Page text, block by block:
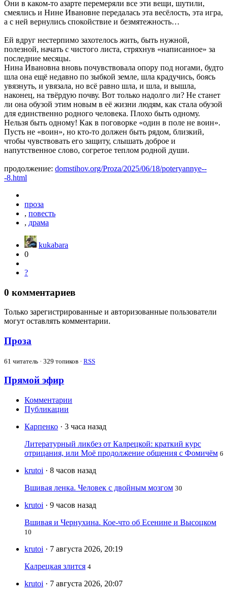
Они в каком-то азарте перемеряли все эти вещи, шутили,
смеялись и Нине Ивановне передалась эта весёлость, эта игра,
а с ней вернулись спокойствие и безмятежность…
Ей вдруг нестерпимо захотелось жить, быть нужной,
полезной, начать с чистого листа, стряхнув «написанное» за
последние месяцы.
Нина Ивановна вновь почувствовала опору под ногами, будто
шла она ещё недавно по зыбкой земле, шла крадучись, боясь
увязнуть, и увязала, но всё равно шла, и шла, и вышла,
наконец, на твёрдую почву. Вот только надолго ли? Не станет
ли она обузой этим новым в её жизни людям, как стала обузой
для единственно родного человека. Плохо быть одному.
Нельзя быть одному! Как в поговорке «один в поле не воин».
Пусть не «воин», но кто-то должен быть рядом, близкий,
чтобы чувствовать его защиту, слышать доброе и
напутственное слово, согретое теплом родной души.
продолжение: domstihov.org/Proza/2025/06/18/poteryannye--
-8.html
проза
, повесть
, драма
kukabara
0
?
0 комментариев
Только зарегистрированные и авторизованные пользователи
могут оставлять комментарии.
Проза
61 читатель · 329 топиков · RSS
Прямой эфир
Комментарии
Публикации
Карпенко · 3 часа назад
Литературный ликбез от Калрецкой: краткий курс
отрицания, или Моё продолжение общения с Фомичём 6
krutoi · 8 часов назад
Вшивая ленка. Человек с двойным мозгом 30
krutoi · 9 часов назад
Вшивая и Чернухина. Кое-что об Есенине и Высоцком
10
krutoi · 7 августа 2026, 20:19
Калрецкая злится 4
krutoi · 7 августа 2026, 20:07